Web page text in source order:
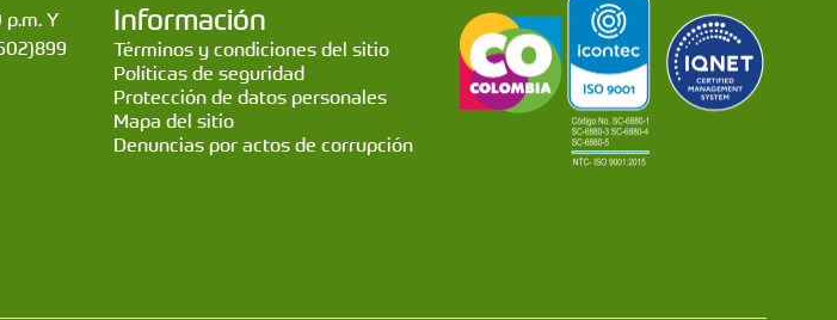
Y
Información
Términos y condiciones del sitio
Políticas de seguridad
Protección de datos personales
Mapa del sitio
Denuncias por actos de corrupción